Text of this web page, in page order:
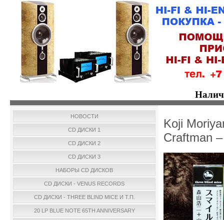
НОВОСТИ
CD ДИСКИ 1
CD ДИСКИ 2
CD ДИСКИ 3
НАБОРЫ CD ДИСКОВ
CD ДИСКИ - VENUS RECORDS
CD ДИСКИ - THREE BLIND MICE И Т.П.
20 LP BLUE NOTE 65TH ANNIVERSARY
Koji
Craftman